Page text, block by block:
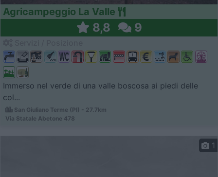
Agricampeggio La Valle
8,8 9
Immerso nel verde di una valle boscosa ai piedi delle
col...
San Giuliano Terme (PI) - 27.7km
Via Statale Abetone 478
1